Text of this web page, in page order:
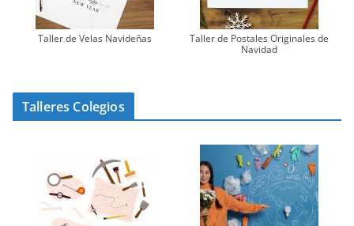
Taller de Velas Navideñas
Taller de Postales Originales de
Navidad
Talleres Colegios